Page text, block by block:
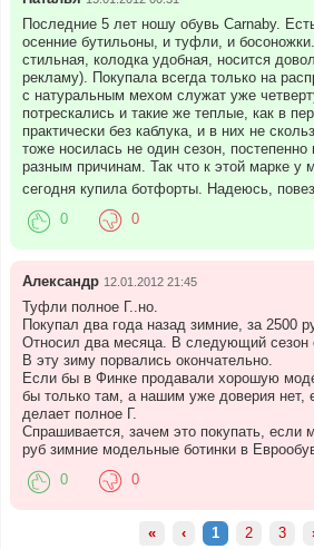
Последние 5 лет ношу обувь Carnaby.
осенние бутильоны, и туфли, и
стильная, колодка удобная, носится
рекламу). Покупала всегда только на
с натуральным мехом служат уже
потрескались и такие же теплые, как в
практически без каблука, и в них не
тоже носилась не один сезон,
разным причинам. Так что к этой марке у
сегодня купила ботфорты. Надеюсь,
0 0
Александр 12.01.2012 21:45
Туфли полное Г..но.
Покупал два года назад зимние, за 2500
Относил два месяца. В следующий сезон
В эту зиму порвались окончательно.
Если бы в Финке продавали хорошую
бы только там, а нашим уже доверия нет,
делает полное Г.
Спрашивается, зачем это покупать, если
руб зимние модельные ботинки в
0 0
« ‹ 1 2 3